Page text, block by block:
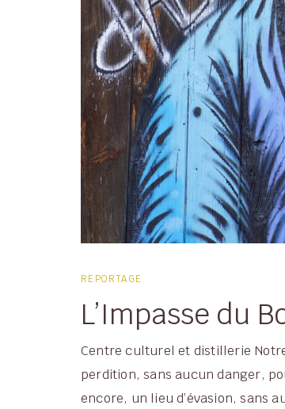
REPORTAGE
L’Impasse du
Centre culturel et distillerie Notre
perdition, sans aucun danger,
encore, un lieu d’évasion, sans